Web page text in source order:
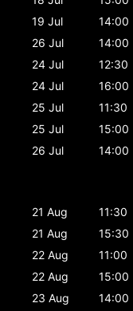
19 Jul
14:00
26 Jul
14:00
24 Jul
12:30
24 Jul
16:00
25 Jul
11:30
25 Jul
15:00
26 Jul
14:00
21 Aug
11:30
21 Aug
15:30
22 Aug
11:00
22 Aug
15:00
23 Aug
14:00